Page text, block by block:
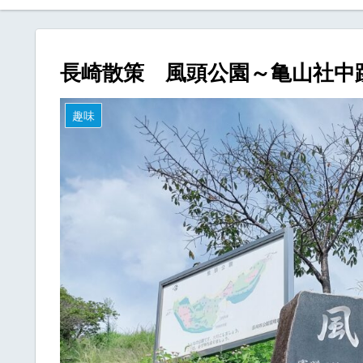
長崎散策 風頭公園～亀山社中
趣味